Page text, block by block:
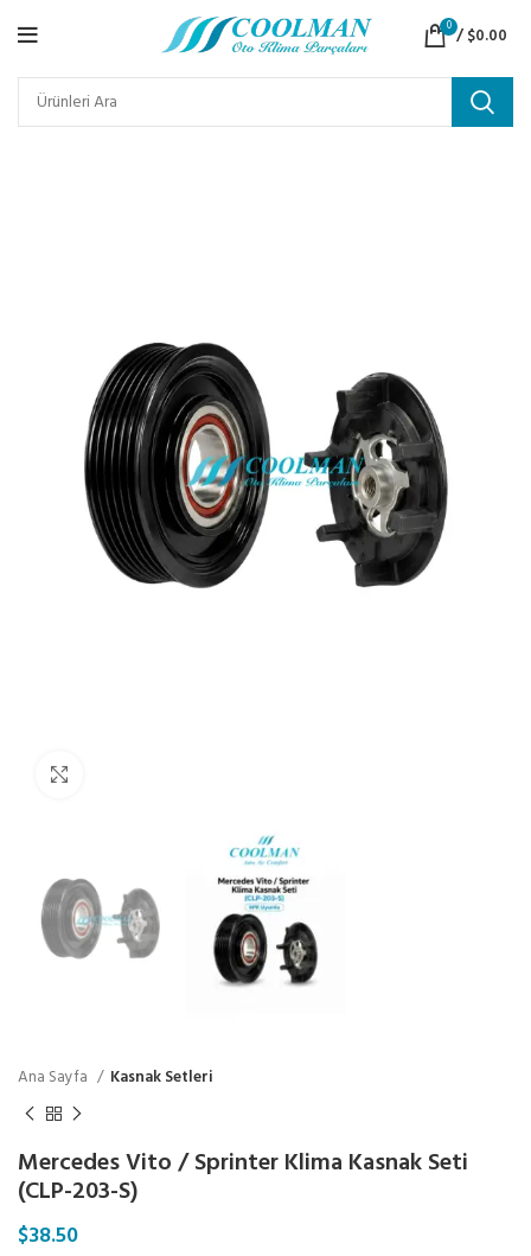
0 /$0.00
Ana Sayfa Kasnak Setleri
Mercedes Vito / Sprinter Klima Kasnak Seti
(CLP-203-S)
$38.50